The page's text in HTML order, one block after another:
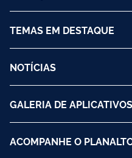
TEMAS EM DESTAQUE
NOTÍCIAS
GALERIA DE APLICATIVOS
ACOMPANHE O